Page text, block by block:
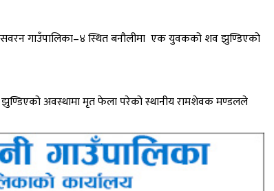
गाउँपालिका–४ स्थित बनौलीमा एक युवकको शव झुण्डिएको
झुण्डिएको अवस्थामा मृत फेला परेको स्थानीय रामशेवक मण्डलले